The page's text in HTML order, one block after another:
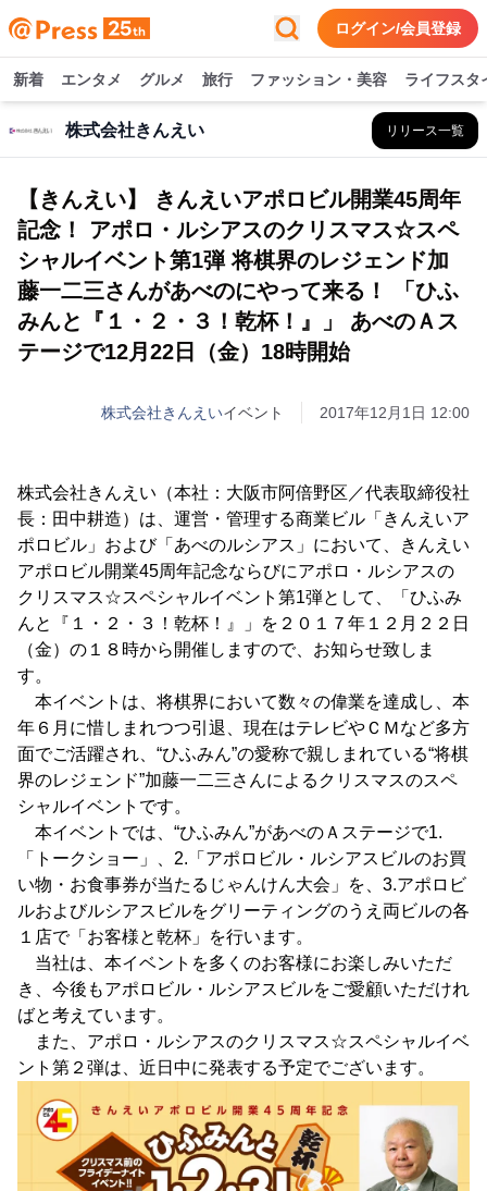
ログイン/会員登録
新着 エンタメ グルメ 旅行 ファッション・美容 ライフスタ
株式会社きんえい リリース一覧
【きんえい】 きんえいアポロビル開業45周年
記念！ アポロ・ルシアスのクリスマス☆スペ
シャルイベント第1弾 将棋界のレジェンド加
藤一二三さんがあべのにやって来る！ 「ひふ
みんと『１・２・３！乾杯！』」 あべのＡス
テージで12月22日（金）18時開始
株式会社きんえいイベント 2017年12月1日 12:00
株式会社きんえい（本社：大阪市阿倍野区／代表取締役社
長：田中耕造）は、運営・管理する商業ビル「きんえいア
ポロビル」および「あべのルシアス」において、きんえい
アポロビル開業45周年記念ならびにアポロ・ルシアスの
クリスマス☆スペシャルイベント第1弾として、「ひふみ
んと『１・２・３！乾杯！』」を２０１７年１２月２２日
（金）の１８時から開催しますので、お知らせ致しま
す。
本イベントは、将棋界において数々の偉業を達成し、本
年６月に惜しまれつつ引退、現在はテレビやＣＭなど多方
面でご活躍され、“ひふみん”の愛称で親しまれている“将棋
界のレジェンド”加藤一二三さんによるクリスマスのスペ
シャルイベントです。
本イベントでは、“ひふみん”があべのＡステージで1.
「トークショー」、2.「アポロビル・ルシアスビルのお買
い物・お食事券が当たるじゃんけん大会」を、3.アポロビ
ルおよびルシアスビルをグリーティングのうえ両ビルの各
１店で「お客様と乾杯」を行います。
当社は、本イベントを多くのお客様にお楽しみいただ
き、今後もアポロビル・ルシアスビルをご愛顧いただけれ
ばと考えています。
また、アポロ・ルシアスのクリスマス☆スペシャルイベ
ント第２弾は、近日中に発表する予定でございます。